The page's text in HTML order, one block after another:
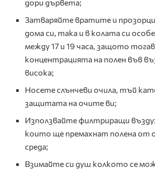
дори дървета;
Затваряйте вратите и
дома си, така и в колата си
между 17 и 19 часа, защото
концентрацията на полен във
висока;
Носете слънчеви очила, тъй
защитата на очите ви;
Използвайте филтриращи
които ще премахнат полена от
среда;
Взимайте си душ колкото се